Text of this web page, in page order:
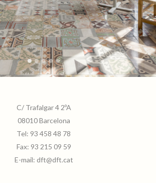
C/ Trafalgar 4 2ºA
08010 Barcelona
Tel: 93 458 48 78
Fax: 93 215 09 59
E-mail: dft@dft.cat